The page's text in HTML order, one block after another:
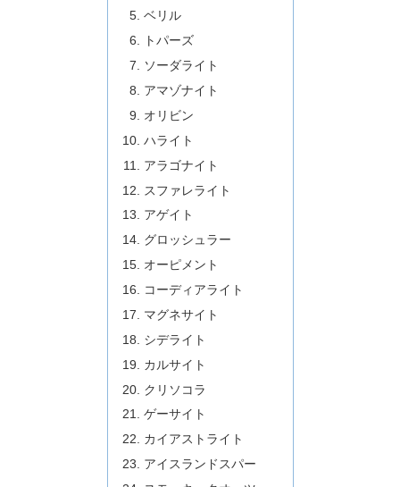
ベリル
トパーズ
ソーダライト
アマゾナイト
オリビン
ハライト
アラゴナイト
スファレライト
アゲイト
グロッシュラー
オーピメント
コーディアライト
マグネサイト
シデライト
カルサイト
クリソコラ
ゲーサイト
カイアストライト
アイスランドスパー